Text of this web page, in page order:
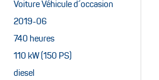
Voiture Véhicule d´occasion
2019-06
740 heures
110 kW (150 PS)
diesel